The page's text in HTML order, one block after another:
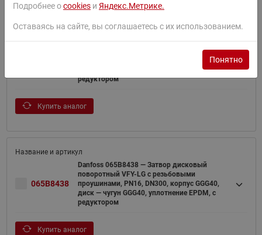
Danfoss 065B8437 — Затвор дисковый
проушинами, PN16, DN250, корпус GGG40,
диск — чугун GGG40, уплотнение EPDM, с
редуктором
Купить аналог
065B8438
Danfoss 065B8438 — Затвор дисковый
поворотный VFY-LG с резьбовыми
проушинами, PN16, DN300, корпус GGG40,
диск — чугун GGG40, уплотнение EPDM, с
редуктором
Купить аналог
Подробнее оcookies и Яндекс.Метрике.
Оставаясь на сайте, вы соглашаетесь с их использованием.
Понятно